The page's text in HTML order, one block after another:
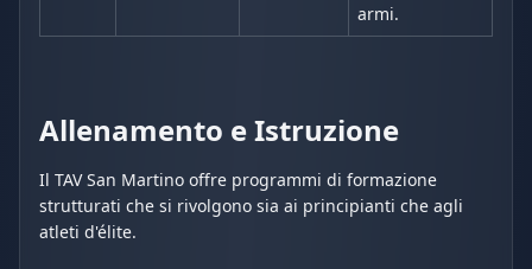
armi.
Allenamento e Istruzione
Il TAV San Martino offre programmi di formazione
strutturati che si rivolgono sia ai principianti che agli
atleti d'élite.